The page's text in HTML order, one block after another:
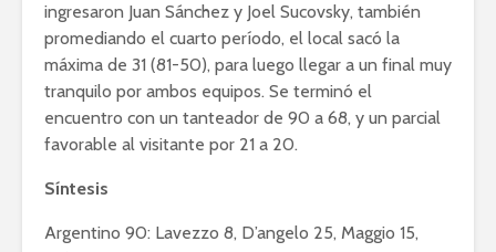
ingresaron Juan Sánchez y Joel Sucovsky, también
promediando el cuarto período, el local sacó la
máxima de 31 (81-50), para luego llegar a un final muy
tranquilo por ambos equipos. Se terminó el
encuentro con un tanteador de 90 a 68, y un parcial
favorable al visitante por 21 a 20.
Síntesis
Argentino 90: Lavezzo 8, D’angelo 25, Maggio 15,